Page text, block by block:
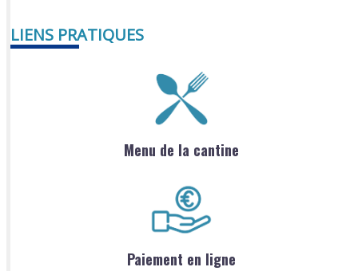
LIENS PRATIQUES
Menu de la cantine
Paiement en ligne